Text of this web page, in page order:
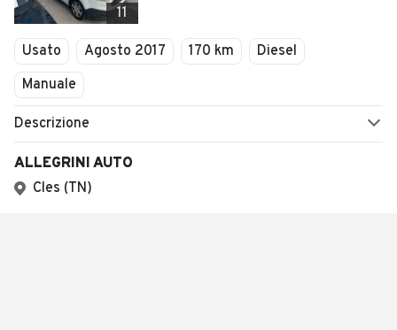
11
Usato Agosto 2017 170 km
Diesel
Manuale
Descrizione
ALLEGRINI AUTO
Cles (TN)